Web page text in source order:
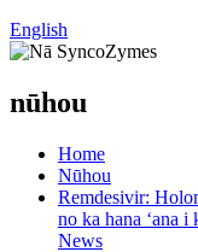
English
nūhou
Home
Nūhou
Remdesivir:
no ka hana ʻana i
News